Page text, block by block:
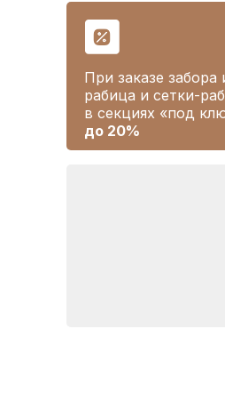
При заказе забора
рабица и сетки-
в секциях «под
до 20%